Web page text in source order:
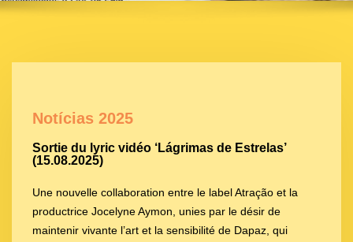
Notícias 2025
Sortie du lyric vidéo ‘Lágrimas de Estrelas’
(15.08.2025)
Une nouvelle collaboration entre le label Atração et la
productrice Jocelyne Aymon, unies par le désir de
maintenir vivante l’art et la sensibilité de Dapaz, qui